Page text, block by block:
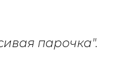
парочка".